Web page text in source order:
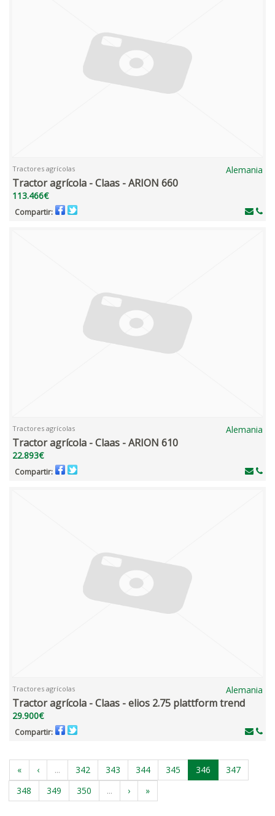
Tractores agrícolas Alemania
Tractor agrícola - Claas - ARION 660
113.466€
Compartir:
Tractores agrícolas Alemania
Tractor agrícola - Claas - ARION 610
22.893€
Compartir:
Tractores agrícolas Alemania
Tractor agrícola - Claas - elios 2.75 plattform trend
29.900€
Compartir:
« ‹ ... 342 343 344 345 346
347
348
349 350 ... › »